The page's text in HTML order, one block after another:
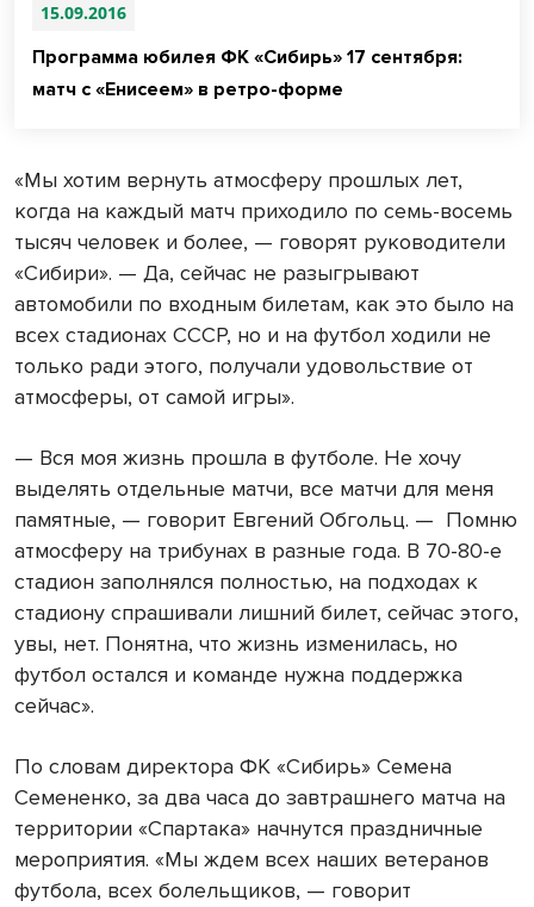
15.09.2016
Программа юбилея ФК «Сибирь» 17 сентября:
матч с «Енисеем» в ретро-форме
«Мы хотим вернуть атмосферу прошлых лет,
когда на каждый матч приходило по семь-восемь
тысяч человек и более, — говорят руководители
«Сибири». — Да, сейчас не разыгрывают
автомобили по входным билетам, как это было на
всех стадионах СССР, но и на футбол ходили не
только ради этого, получали удовольствие от
атмосферы, от самой игры».
— Вся моя жизнь прошла в футболе. Не хочу
выделять отдельные матчи, все матчи для меня
памятные, — говорит Евгений Обгольц. — Помню
атмосферу на трибунах в разные года. В 70-80-е
стадион заполнялся полностью, на подходах к
стадиону спрашивали лишний билет, сейчас этого,
увы, нет. Понятна, что жизнь изменилась, но
футбол остался и команде нужна поддержка
сейчас».
По словам директора ФК «Сибирь» Семена
Семененко, за два часа до завтрашнего матча на
территории «Спартака» начнутся праздничные
мероприятия. «Мы ждем всех наших ветеранов
футбола, всех болельщиков, — говорит